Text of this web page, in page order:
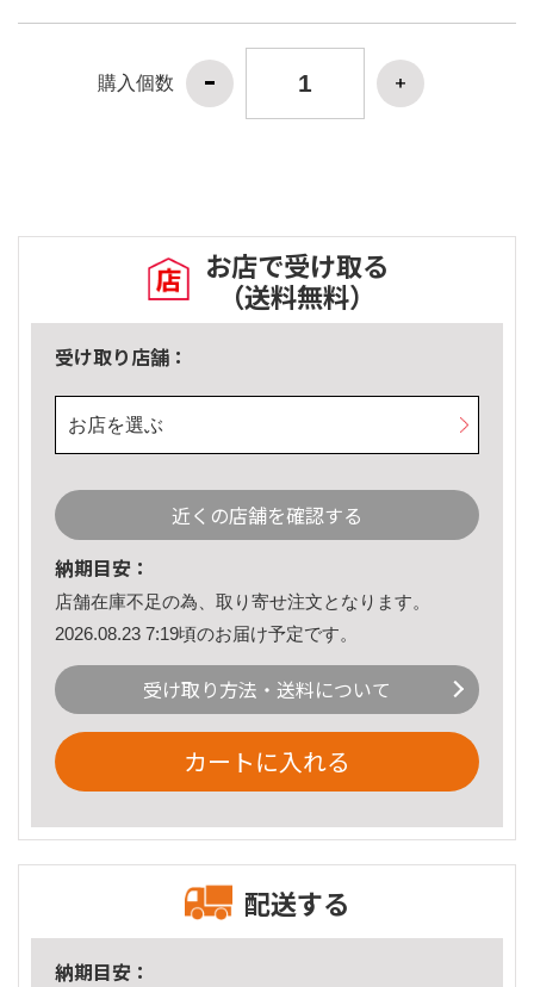
購入個数
お店で受け取る
（送料無料）
受け取り店舗：
お店を選ぶ
近くの店舗を確認する
納期目安：
店舗在庫不足の為、取り寄せ注文となります。
2026.08.23 7:19頃のお届け予定です。
受け取り方法・送料について
カートに入れる
配送する
納期目安：